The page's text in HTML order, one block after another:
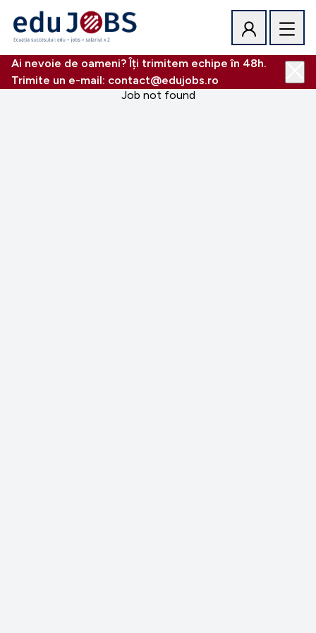
Ai nevoie de oameni? Îți trimitem echipe în 48h.
Trimite un e-mail: contact@edujobs.ro
Job not found